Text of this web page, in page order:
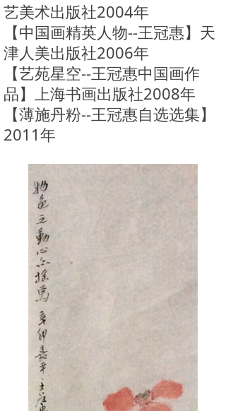
艺美术出版社2004年
【中国画精英人物--王冠惠】天
津人美出版社2006年
【艺苑星空--王冠惠中国画作
品】上海书画出版社2008年
【薄施丹粉--王冠惠自选选集】
2011年